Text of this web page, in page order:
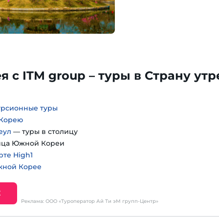
с ITM group – туры в Страну
туры
— туры в столицу
Южной Кореи
High1
Корее
Реклама: ООО «Туроператор Ай Ти эМ групп-Центр»